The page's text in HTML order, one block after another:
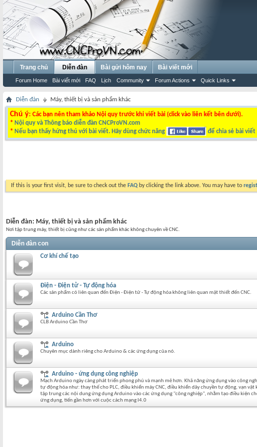
Trang chủ Diễn đàn
Forum Home Bài viết mới FAQ Lịch Community Forum Actions Quick Links
Bài gửi hôm nay Bài viết mới
Diễn đàn Máy, thiết bị và sản phẩm khác
Chú ý: Các bạn nên tham khảo Nội quy trước khi viết bài (click vào liên kết bên dưới).
* Nội quy và Thông báo diễn đàn CNCProVN.com
* Nếu bạn thấy hứng thú với bài viết. Hãy dùng chức năng để chia sẻ bài
If this is your first visit, be sure to check out the FAQ by clicking the link above. You may have to
Diễn đàn: Máy, thiết bị và sản phẩm khác
Nơi tập trung máy, thiết bị cũng như các sản phẩm khác không chuyên về CNC.
Diễn đàn con
Cơ khí chế tạo
Điện - Điện tử - Tự động hóa
Các sản phẩm có liên quan đến Điện - Điện tử - Tự động hóa không liên quan mật thiết đến CNC.
Arduino Cần Thơ
CLB Arduino Cần Thơ
Arduino
Chuyên mục dành riêng cho Arduino & các ứng dụng của nó.
Arduino - ứng dụng công nghiệp
Mạch Arduino ngày càng phát triển phong phú và mạnh mẽ hơn. Khã năng ứng dụng vào công
tự động hóa như: thay thế cho PLC, điều khiển máy CNC, điều khiển dây chuyền tự động, vạn
tập trung các nội dung ứng dụng Arduino vào các ứng dụng "công nghiệp", nhằm tạo điều kiện
ứng dụng, tiến gần hơn với cuộc cách mạng I4.0